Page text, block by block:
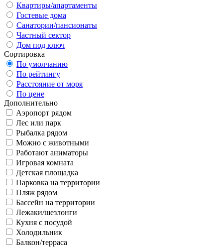
Квартиры/апартаменты
Гостевые дома
Санатории/пансионаты
Частный сектор
Дом под ключ
Сортировка
По умолчанию
По рейтингу
Расстояние от моря
По цене
Дополнительно
Аэропорт рядом
Лес или парк
Рыбалка рядом
Можно с животными
Работают аниматоры
Игровая комната
Детская площадка
Парковка на территории
Пляж рядом
Бассейн на территории
Лежаки/шезлонги
Кухня с посудой
Холодильник
Балкон/терраса